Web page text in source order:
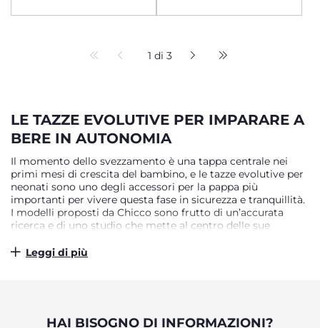
1 di 3
LE TAZZE EVOLUTIVE PER IMPARARE A
BERE IN AUTONOMIA
Il momento dello svezzamento è una tappa centrale nei
primi mesi di crescita del bambino, e le tazze evolutive per
neonati sono uno degli accessori per la pappa più
importanti per vivere questa fase in sicurezza e tranquillità.
I modelli proposti da Chicco sono frutto di un’accurata
ricerca e di uno studio che mette al centro delle sue
motivo le tazze per neonati vantano uno speciale design
classico bicchiere, la giusta opzione per completare un set
Leggi di più
HAI BISOGNO DI INFORMAZIONI?